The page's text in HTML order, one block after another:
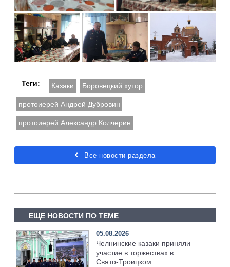
Теги: Казаки Боровецкий хутор
протоиерей Андрей Дубровин
протоиерей Александр Колчерин
Все новости раздела
ЕЩЕ НОВОСТИ ПО ТЕМЕ
05.08.2026
Челнинские казаки приняли
участие в торжествах в
Свято‑Троицком